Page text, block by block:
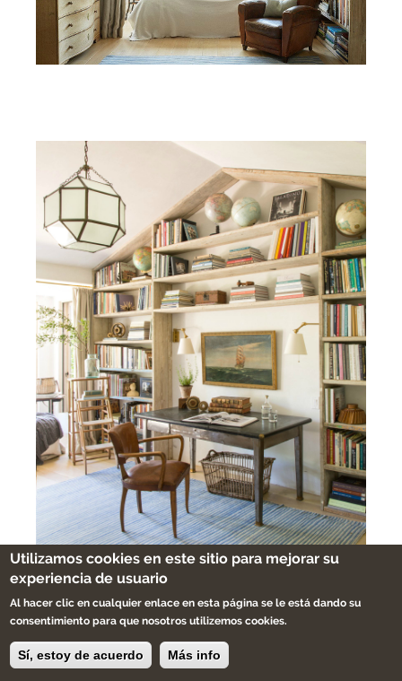
Utilizamos cookies en este sitio para mejorar su
experiencia de usuario
Al hacer clic en cualquier enlace en esta página se le está dando su
consentimiento para que nosotros utilizemos cookies.
Sí, estoy de acuerdo Más info